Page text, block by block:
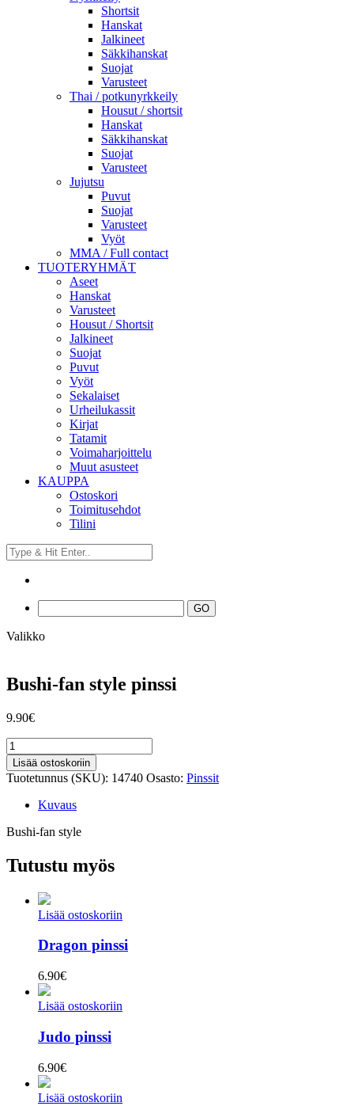
Shortsit
Hanskat
Jalkineet
Säkkihanskat
Suojat
Varusteet
Thai / potkunyrkkeily
Housut / shortsit
Hanskat
Säkkihanskat
Suojat
Varusteet
Jujutsu
Puvut
Suojat
Varusteet
Vyöt
MMA / Full contact
TUOTERYHMÄT
Aseet
Hanskat
Varusteet
Housut / Shortsit
Jalkineet
Suojat
Puvut
Vyöt
Sekalaiset
Urheilukassit
Kirjat
Tatamit
Voimaharjoittelu
Muut asusteet
KAUPPA
Ostoskori
Toimitusehdot
Tilini
Valikko
Bushi-fan style pinssi
9.90€
Bushi-
fan
style
pinssi
määrä
Lisää ostoskoriin
Tuotetunnus (SKU): 14740 Osasto: Pinssit
Kuvaus
Bushi-fan style
Tutustu myös
Lisää ostoskoriin
Dragon pinssi
6.90€
Lisää ostoskoriin
Judo pinssi
6.90€
Lisää ostoskoriin